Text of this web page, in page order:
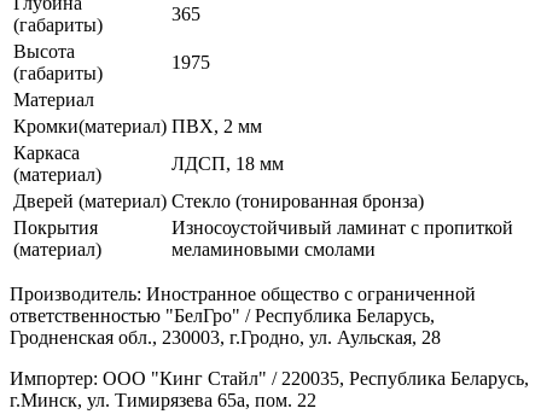
(габариты)
365
Высота
(габариты)
1975
Материал
Кромки(материал) ПВХ, 2 мм
Каркаса
(материал)
ЛДСП, 18 мм
Дверей (материал) Стекло (тонированная бронза)
Покрытия
(материал)
Износоустойчивый ламинат с пропиткой
меламиновыми смолами
Производитель: Иностранное общество с ограниченной
ответственностью "БелГро" / Республика Беларусь,
Гродненская обл., 230003, г.Гродно, ул. Аульская, 28
Импортер: ООО "Кинг Стайл" / 220035, Республика Беларусь,
г.Минск, ул. Тимирязева 65а, пом. 22